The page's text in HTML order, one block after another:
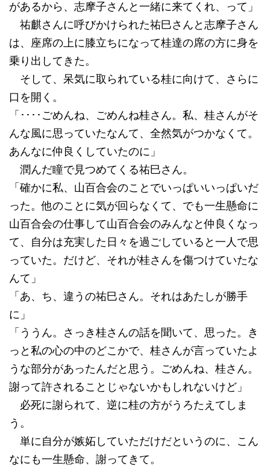
があるから、志摩子さんと一緒に来てくれ、って」
祐麒さんに呼びかけられた祐巳さんと志摩子さん
は、座席の上に膝立ちになって桂達の席の方に身を
乗り出してきた。
そして、呆気に取られている桂に向けて、さらに
口を開く。
「････ごめんね、ごめんね桂さん。私、桂さんがそ
んな風に思っていたなんて、全然気がつかなくて。
あんなに仲良くしていたのに」
潤んだ瞳で見つめてくる祐巳さん。
「確かに私、山百合会のことでいっぱいいっぱいだ
った。他のことに気が回らなくて、でも一生懸命に
山百合会の仕事して山百合会のみんなと仲良くなっ
て、自分は充実した日々を過ごしていると一人で思
っていた。だけど、それが桂さんを傷つけていたな
んて」
「あ、ち、違うの祐巳さん。それはあたしが勝手
に」
「ううん。さっき桂さんの話を聞いて、思った。き
っと私の心の中のどこかで、桂さんが言っていたよ
うな部分があったんだと思う。ごめんね、桂さん。
謝って許されることじゃないかもしれないけど」
必死に謝られて、逆に桂の方がうろたえてしま
う。
単に自分が嫉妬していただけだというのに、こん
なにも一生懸命、謝ってきて。